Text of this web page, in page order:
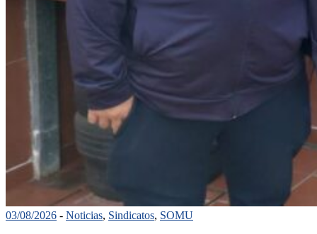
03/08/2026 - Noticias, Sindicatos, SOMU